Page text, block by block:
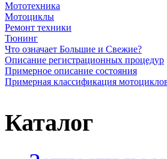
Мототехника
Мотоциклы
Ремонт техники
Тюнинг
Что означает Большие и Свежие?
Описание регистрационных процедур
Примерное описание состояния
Примерная классификация
Каталог